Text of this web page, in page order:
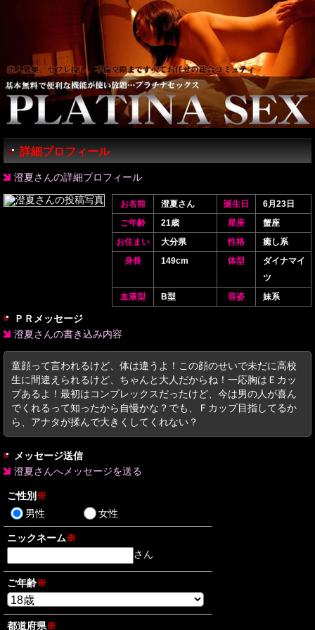
詳細プロフィール
澄夏さんの詳細プロフィール
お名前 澄夏さん 誕生日
6月23日
ご年齢
21歳 星座
蟹座
お住まい
大分県 性格
癒し系
身長
149cm 体型
ダイナマイ
ツ
血液型
B型 容姿 妹系
ＰＲメッセージ
澄夏さんの書き込み内容
童顔って言われるけど、体は違うよ！この顔のせいで未だに高校
生に間違えられるけど、ちゃんと大人だからね！一応胸はＥカッ
プあるよ！最初はコンプレックスだったけど、今は男の人が喜ん
でくれるって知ったから自慢かな？でも、Ｆカップ目指してるか
ら、アナタが揉んで大きくしてくれない？
メッセージ送信
澄夏さんへメッセージを送る